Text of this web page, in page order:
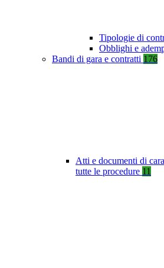
Tipologie di
Obblighi e
Bandi di gara e contratti 176
Atti e documenti di
tutte le procedure 11